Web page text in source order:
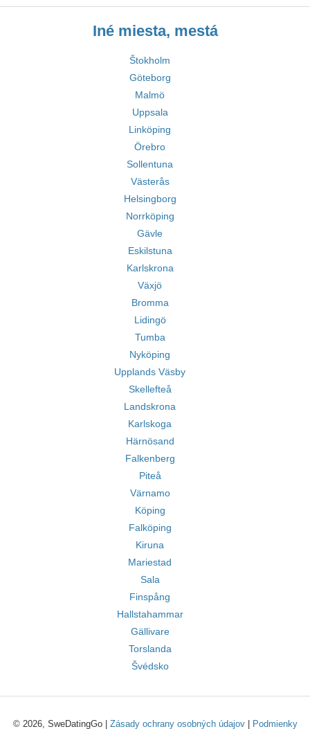
Iné miesta, mestá
Štokholm
Göteborg
Malmö
Uppsala
Linköping
Örebro
Sollentuna
Västerås
Helsingborg
Norrköping
Gävle
Eskilstuna
Karlskrona
Växjö
Bromma
Lidingö
Tumba
Nyköping
Upplands Väsby
Skellefteå
Landskrona
Karlskoga
Härnösand
Falkenberg
Piteå
Värnamo
Köping
Falköping
Kiruna
Mariestad
Sala
Finspång
Hallstahammar
Gällivare
Torslanda
Švédsko
© 2026, SweDatingGo | Zásady ochrany osobných údajov| Podmienky